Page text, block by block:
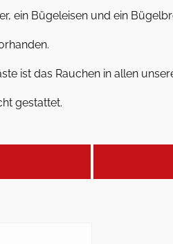
ein Bügeleisen und ein
ist das Rauchen in allen
gestattet.